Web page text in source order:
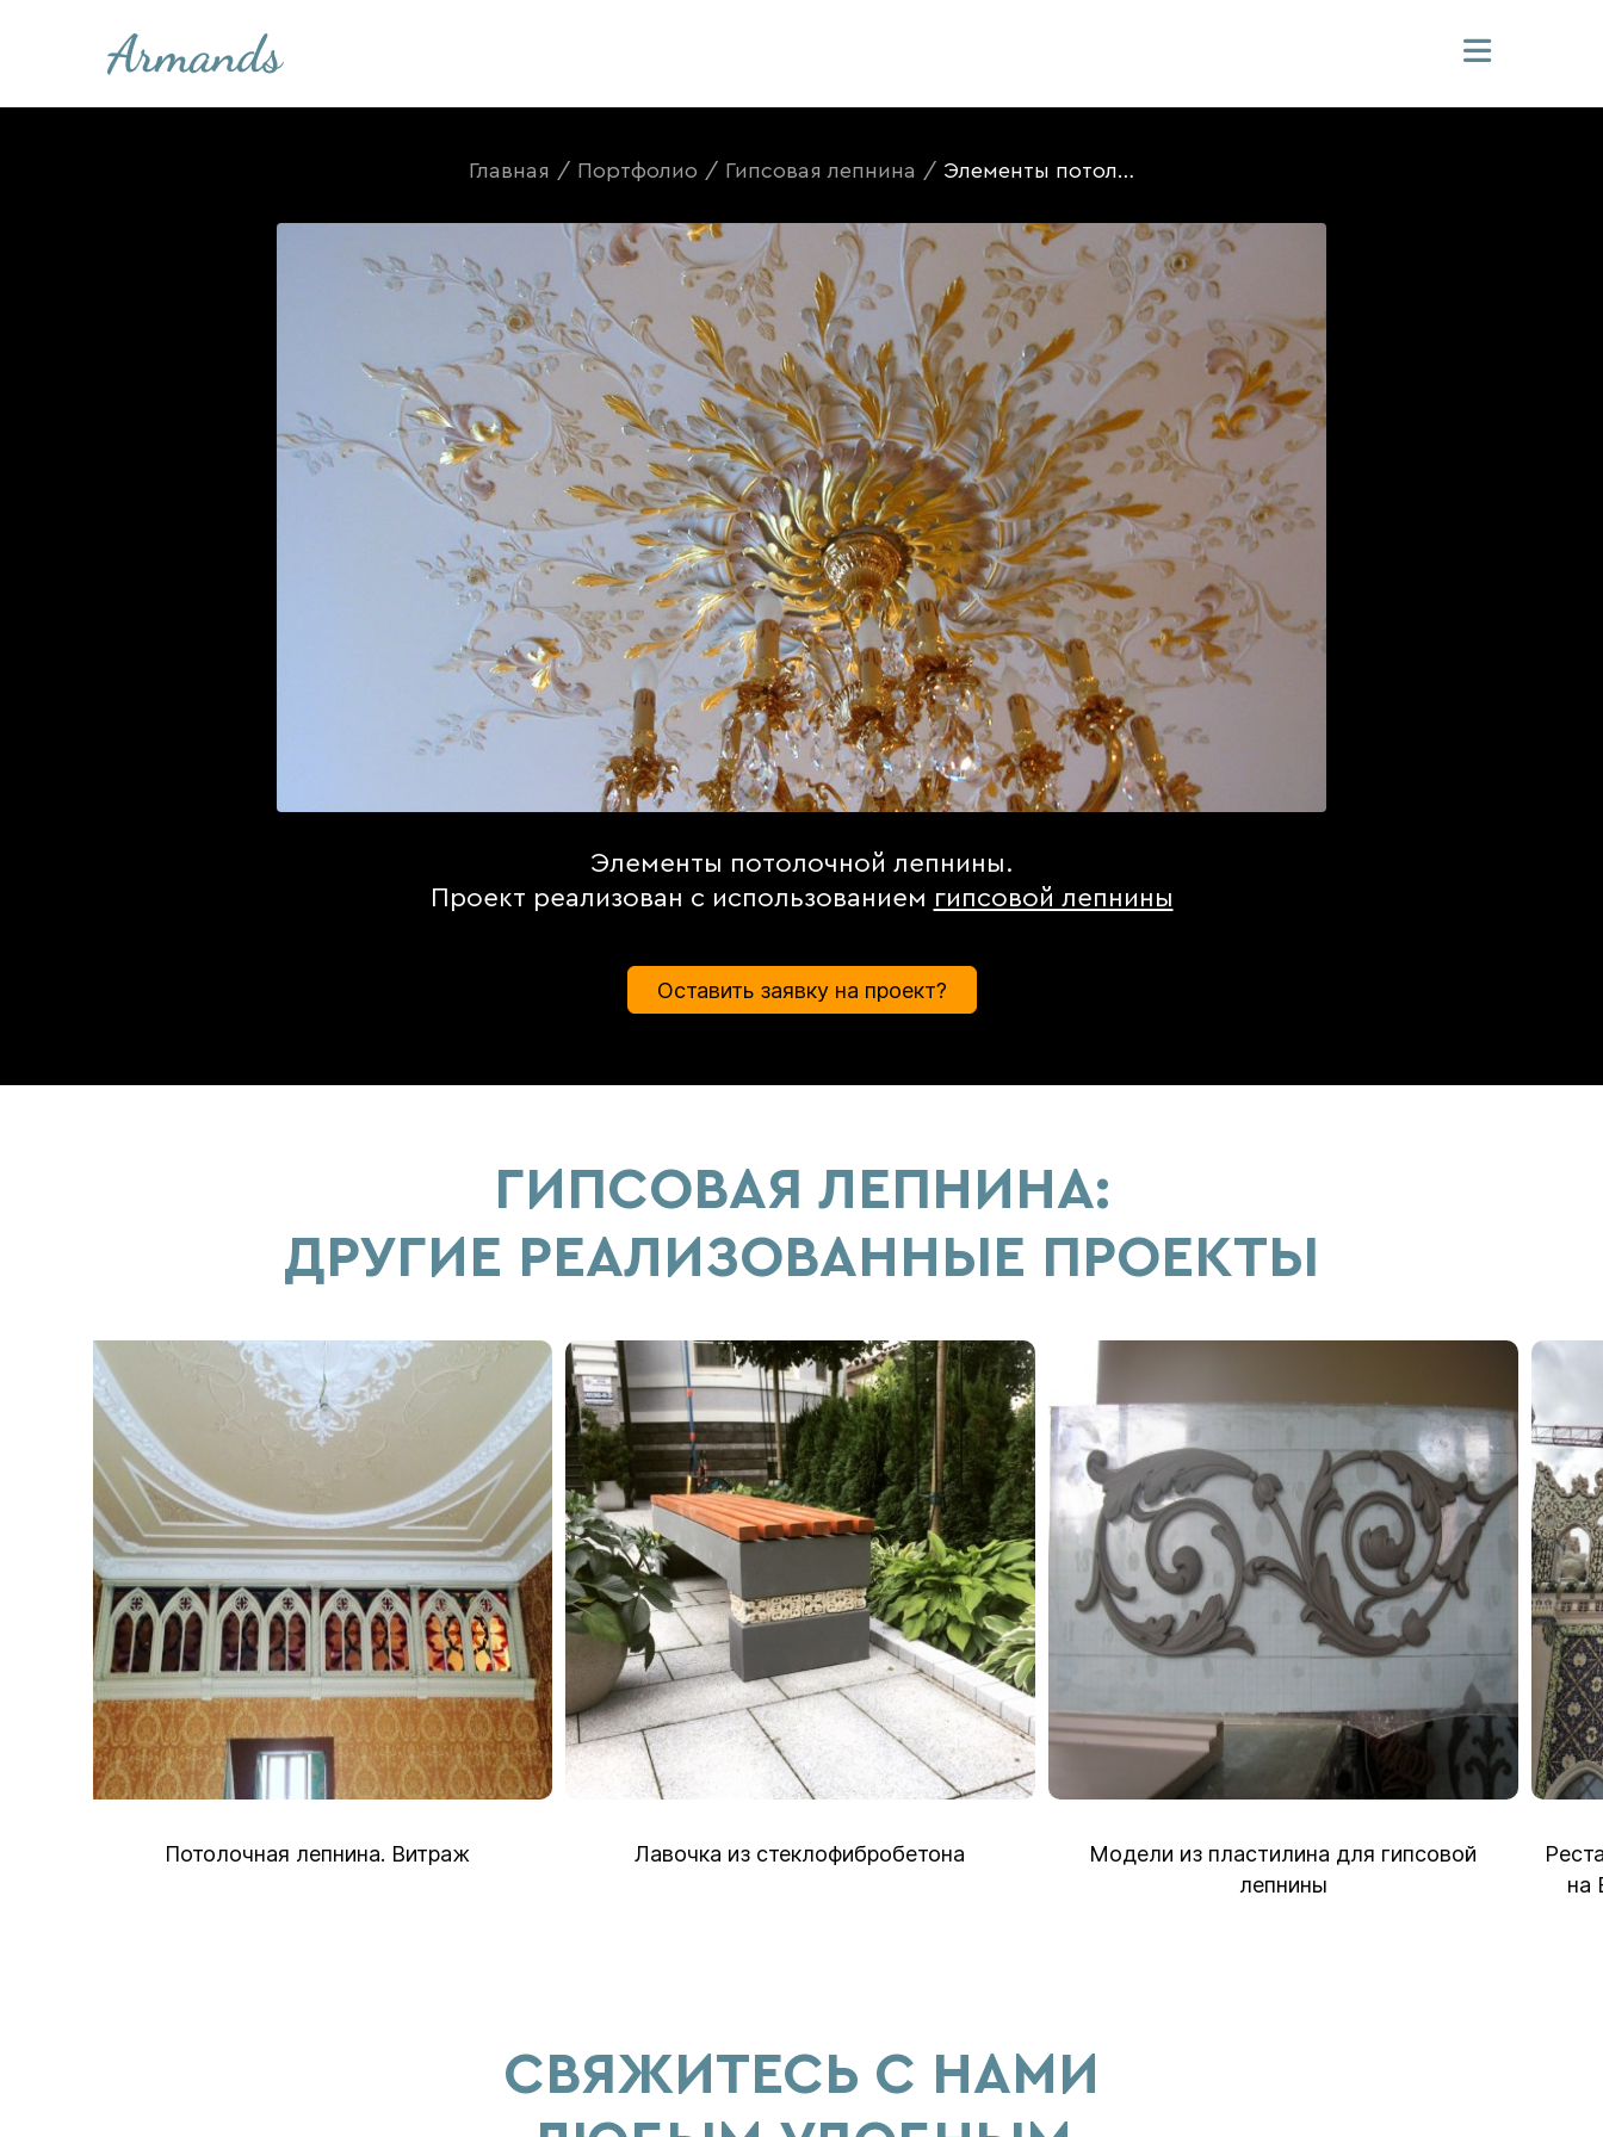
Главная / Портфолио / Гипсовая лепнина / Элементы потолочной лепнины
Элементы потолочной лепнины.
Проект реализован с использованием гипсовой лепнины
Оставить заявку на проект?
ГИПСОВАЯ ЛЕПНИНА:
ДРУГИЕ РЕАЛИЗОВАННЫЕ ПРОЕКТЫ
Потолочная лепнина. Витраж Лавочка из стеклофибробетона
Модели из пластилина для гипсовой
лепнины
на
СВЯЖИТЕСЬ С НАМИ